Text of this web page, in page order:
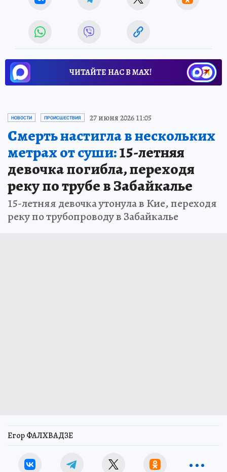
ЧИТАЙТЕ НАС В МАХ!
НОВОСТИ ПРОИСШЕСТВИЯ 27 июня 2026 11:05
Смерть настигла в нескольких
метрах от суши:15-летняя
девочка погибла, переходя
реку по трубе в Забайкалье
15-летняя девочка утонула в Кие, переходя
реку по трубопроводу в Забайкалье
Егор ФАЛХВАДЗЕ